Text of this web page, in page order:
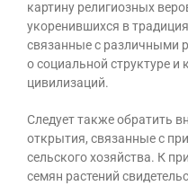
картину религиозных
укоренившихся в
связанные с различными
о социальной структуре и
цивилизаций.
Следует также обратить
открытия, связанные с
сельского хозяйства. К
семян растений